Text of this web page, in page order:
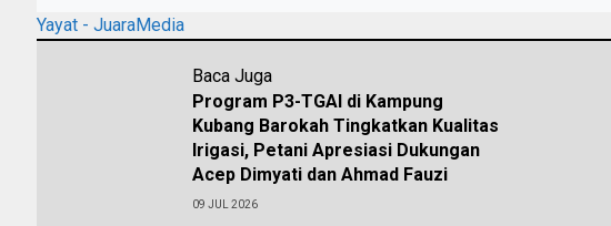
Yayat - JuaraMedia
Baca Juga
Program P3-TGAI di Kampung
Kubang Barokah Tingkatkan Kualitas
Irigasi, Petani Apresiasi Dukungan
Acep Dimyati dan Ahmad Fauzi
09 JUL 2026